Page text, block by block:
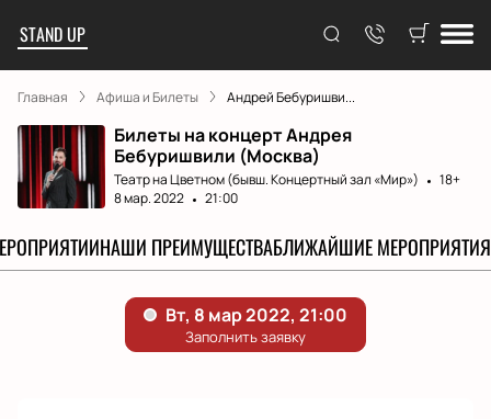
STAND UP
Главная Афиша и Билеты Андрей Бебуришви...
Билеты на концерт Андрея
Бебуришвили (Москва)
Театр на Цветном (бывш. Концертный зал «Мир»)
18+
8 мар. 2022
21:00
НАШИ ПРЕИМУЩЕСТВАБЛИЖАЙШИЕ МЕРОПРИЯТИЯ